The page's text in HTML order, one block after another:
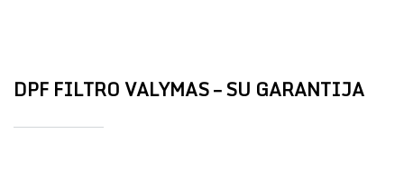
DPF FILTRO VALYMAS – SU GARANTIJA